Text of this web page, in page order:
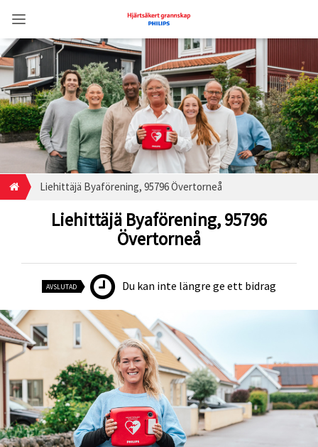
Liehittäjä Byaförening, 95796 Övertorneå
Liehittäjä Byaförening, 95796
Övertorneå
AVSLUTAD Du kan inte längre ge ett bidrag